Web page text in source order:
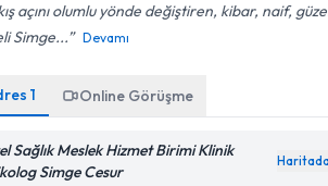
açını olumlu yönde değiştiren, kibar, naif,
Simge...
Devamı
1 Online Görüşme
Sağlık Meslek Hizmet Birimi Klinik
Simge Cesur